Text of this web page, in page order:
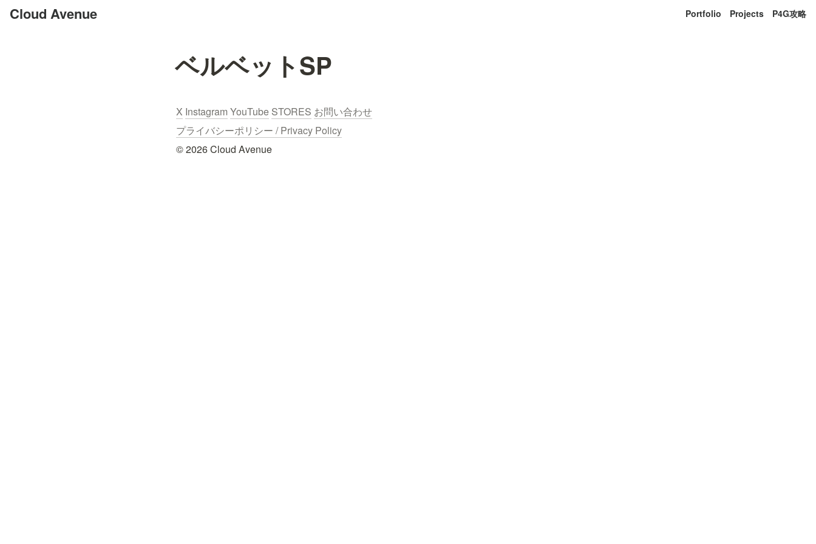
Cloud Avenue Portfolio Projects P4G攻略
ベルベットSP
X Instagram YouTube STORES お問い合わせ
プライバシーポリシー / Privacy Policy
© 2026 Cloud Avenue